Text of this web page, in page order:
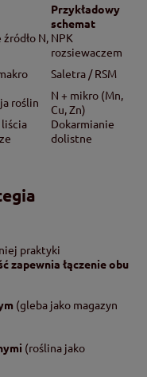
Przykładowy
schemat
N, NPK
rozsiewaczem
Saletra / RSM
roślin
N + mikro (Mn,
Cu, Zn)
Dokarmianie
dolistne
praktyki
zapewnia łączenie obu
(gleba jako magazyn
(roślina jako